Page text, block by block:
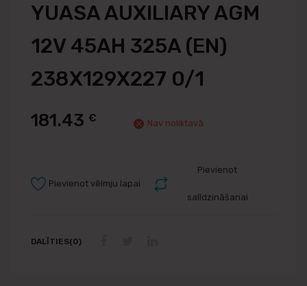
YUASA AUXILIARY AGM
12V 45AH 325A (EN)
238X129X227 0/1
181.43 € Nav noliktavā
Pievienot
salīdzināšanai
Pievienot vēlmju lapai
DALĪTIES(0)